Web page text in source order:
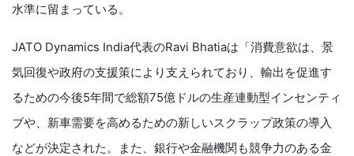
水準に留まっている。
JATO Dynamics India代表のRavi Bhatiaは「消費意欲は、景
気回復や政府の支援策により支えられており、輸出を促進す
るための今後5年間で総額75億ドルの生産連動型インセンティ
ブや、新車需要を高めるための新しいスクラップ政策の導入
などが決定された。また、銀行や金融機関も競争力のある金